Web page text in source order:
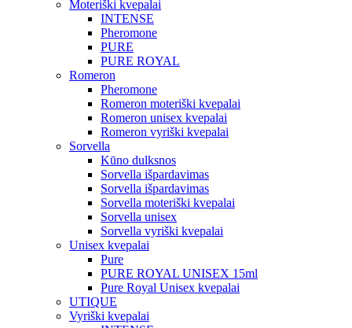
Moteriški kvepalai
INTENSE
Pheromone
PURE
PURE ROYAL
Romeron
Pheromone
Romeron moteriški kvepalai
Romeron unisex kvepalai
Romeron vyriški kvepalai
Sorvella
Kūno dulksnos
Sorvella išpardavimas
Sorvella išpardavimas
Sorvella moteriški kvepalai
Sorvella unisex
Sorvella vyriški kvepalai
Unisex kvepalai
Pure
PURE ROYAL UNISEX 15ml
Pure Royal Unisex kvepalai
UTIQUE
Vyriški kvepalai